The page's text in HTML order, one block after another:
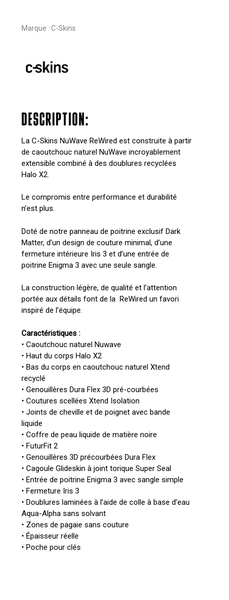
Marque : C-Skins
DESCRIPTION:
La C-Skins NuWave ReWired est construite à partir
de caoutchouc naturel NuWave incroyablement
extensible combiné à des doublures recyclées
Halo X2.
Le compromis entre performance et durabilité
n’est plus.
Doté de notre panneau de poitrine exclusif Dark
Matter, d’un design de couture minimal, d’une
fermeture intérieure Iris 3 et d’une entrée de
poitrine Enigma 3 avec une seule sangle.
La construction légère, de qualité et l’attention
portée aux détails font de la ReWired un favori
inspiré de l’équipe.
Caractéristiques :
• Caoutchouc naturel Nuwave
• Haut du corps Halo X2
• Bas du corps en caoutchouc naturel Xtend
recyclé
• Genouillères Dura Flex 3D pré-courbées
• Coutures scellées Xtend Isolation
• Joints de cheville et de poignet avec bande
liquide
• Coffre de peau liquide de matière noire
• FuturFit 2
• Genouillères 3D précourbées Dura Flex
• Cagoule Glideskin à joint torique Super Seal
• Entrée de poitrine Enigma 3 avec sangle simple
• Fermeture Iris 3
• Doublures laminées à l’aide de colle à base d’eau
Aqua-Alpha sans solvant
• Zones de pagaie sans couture
• Épaisseur réelle
• Poche pour clés